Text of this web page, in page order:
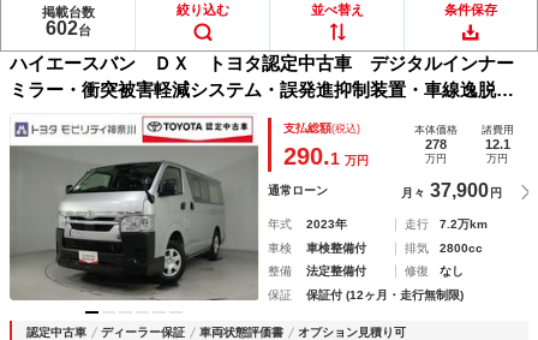
掲載台数
602台
絞り込む 並べ替え
条件保存
NEW
ハイエースバン ＤＸ トヨタ認定中古車 デジタルインナー
ミラー・衝突被害軽減システム・誤発進抑制装置・車線逸脱警
報・先進ライト・純正ナビ・全周囲モニター・ＥＴＣ・ドライ
ブレコーダー・ＡＣ１００Ｖ電源・ワンオーナー
支払総額(税込)
290.1 万円
本体価格
278
万円
諸費用
12.1
万円
通常ローン 月々 37,900 円
年式 2023年 走行
7.2万km
車検
車検整備付 排気
2800cc
整備
法定整備付 修復
なし
保証
保証付 (12ヶ月・走行無制限)
認定中古車 ディーラー保証 車両状態評価書 オプション見積り可